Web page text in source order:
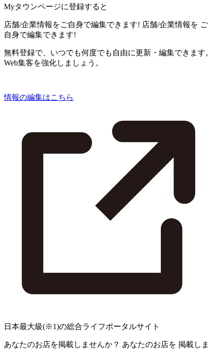
Myタウンページに登録すると
店舗/企業情報をご自身で編集できます! 店舗/企業情報を ご
自身で編集できます!
無料登録で、いつでも何度でも自由に更新・編集できます。
Web集客を強化しましょう。
情報の編集はこちら
日本最大級(※1)の総合ライフポータルサイト
あなたのお店を掲載しませんか？ あなたのお店を 掲載しま